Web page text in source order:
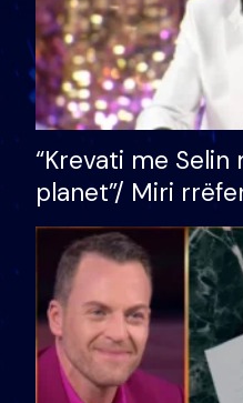
“Krevati me
planet”/ Miri
bukura në
mungojë zilja e